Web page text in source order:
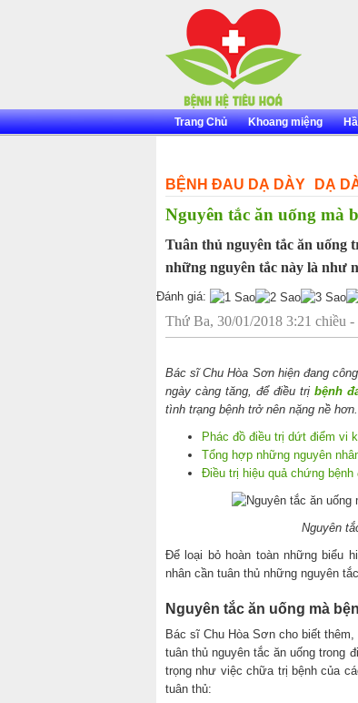
Trang Chủ Khoang miệng
BỆNH ĐAU DẠ DÀY DẠ
Nguyên tắc ăn uống mà
Tuân thủ nguyên tắc ăn uống
những nguyên tắc này là như
Đánh giá:
Thứ Ba, 30/01/2018 3:21 chiều -
Bác sĩ Chu Hòa Sơn hiện đang
ngày càng tăng, để điều trịbệnh
tình trạng bệnh trở nên nặng nề hơn.
Phác đồ điều trị dứt điểm vi
Tổng hợp những nguyên
Điều trị hiệu quả chứng bệnh
Nguyên
Để loại bỏ hoàn toàn những biểu
nhân cần tuân thủ những nguyên
Nguyên tắc ăn uống mà
Bác sĩ Chu Hòa Sơn cho biết
tuân thủ nguyên tắc ăn uống trong
trọng như việc chữa trị bệnh của
tuân thủ: